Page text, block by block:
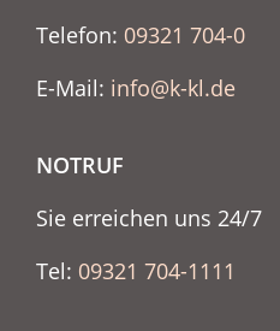
Telefon: 09321 704-0
E-Mail: info@k-kl.de
NOTRUF
Sie erreichen uns 24/7
Tel: 09321 704-1111